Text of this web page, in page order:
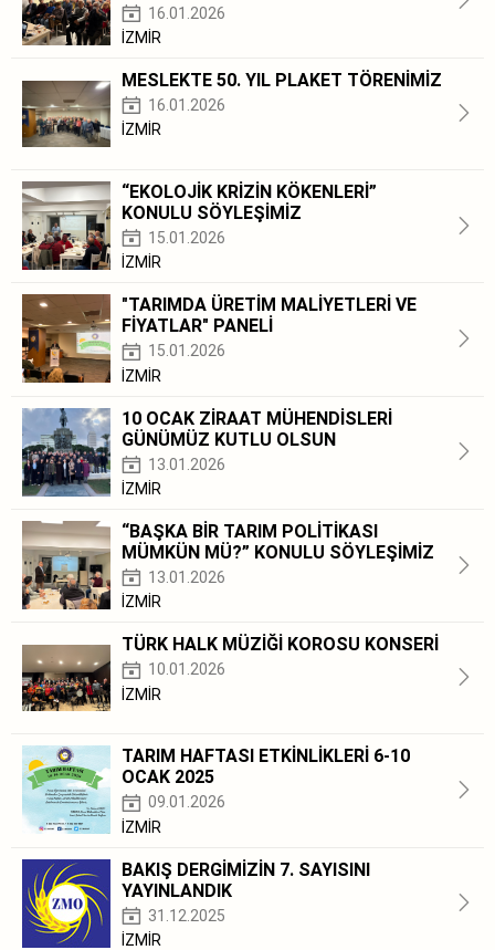
16.01.2026
İZMİR
MESLEKTE 50. YIL PLAKET TÖRENİMİZ
16.01.2026
İZMİR
“EKOLOJİK KRİZİN KÖKENLERİ”
KONULU SÖYLEŞİMİZ
15.01.2026
İZMİR
"TARIMDA ÜRETİM MALİYETLERİ VE
FİYATLAR" PANELİ
15.01.2026
İZMİR
10 OCAK ZİRAAT MÜHENDİSLERİ
GÜNÜMÜZ KUTLU OLSUN
13.01.2026
İZMİR
“BAŞKA BİR TARIM POLİTİKASI
MÜMKÜN MÜ?” KONULU SÖYLEŞİMİZ
13.01.2026
İZMİR
TÜRK HALK MÜZİĞİ KOROSU KONSERİ
10.01.2026
İZMİR
TARIM HAFTASI ETKİNLİKLERİ 6-10
OCAK 2025
09.01.2026
İZMİR
BAKIŞ DERGİMİZİN 7. SAYISINI
YAYINLANDIK
31.12.2025
İZMİR